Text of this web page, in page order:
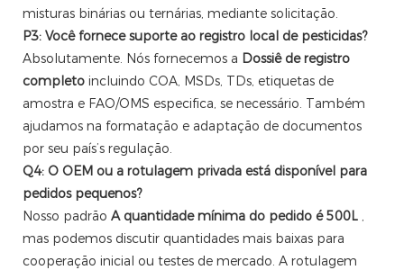
misturas binárias ou ternárias, mediante solicitação.
P3: Você fornece suporte ao registro local de pesticidas?
Absolutamente. Nós fornecemos a Dossiê de registro
completo incluindo COA, MSDs, TDs, etiquetas de
amostra e FAO/OMS especifica, se necessário. Também
ajudamos na formatação e adaptação de documentos
por seu país’s regulação.
Q4: O OEM ou a rotulagem privada está disponível para
pedidos pequenos?
Nosso padrão A quantidade mínima do pedido é 500L ,
mas podemos discutir quantidades mais baixas para
cooperação inicial ou testes de mercado. A rotulagem